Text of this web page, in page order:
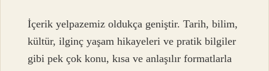
İçerik yelpazemiz oldukça geniştir. Tarih, bilim,
kültür, ilginç yaşam hikayeleri ve pratik bilgiler
gibi pek çok konu, kısa ve anlaşılır formatlarla